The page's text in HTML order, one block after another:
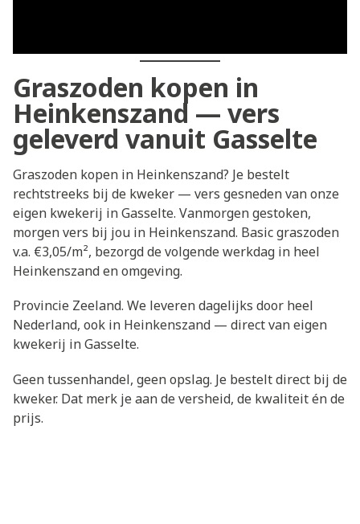
Graszoden kopen in
Heinkenszand — vers
geleverd vanuit Gasselte
Graszoden kopen in Heinkenszand? Je bestelt
rechtstreeks bij de kweker — vers gesneden van onze
eigen kwekerij in Gasselte. Vanmorgen gestoken,
morgen vers bij jou in Heinkenszand. Basic graszoden
v.a. €3,05/m², bezorgd de volgende werkdag in heel
Heinkenszand en omgeving.
Provincie Zeeland. We leveren dagelijks door heel
Nederland, ook in Heinkenszand — direct van eigen
kwekerij in Gasselte.
Geen tussenhandel, geen opslag. Je bestelt direct bij de
kweker. Dat merk je aan de versheid, de kwaliteit én de
prijs.